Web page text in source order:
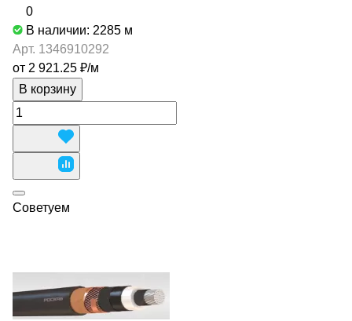
0
В наличии: 2285 м
Арт. 1346910292
от 2 921.25 ₽/м
В корзину
Советуем